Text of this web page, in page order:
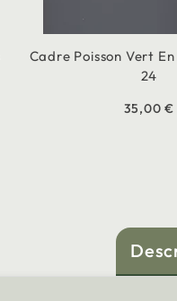
Cadre Poisson Vert En
24
35,00 €